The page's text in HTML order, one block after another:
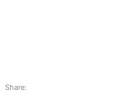
Share: